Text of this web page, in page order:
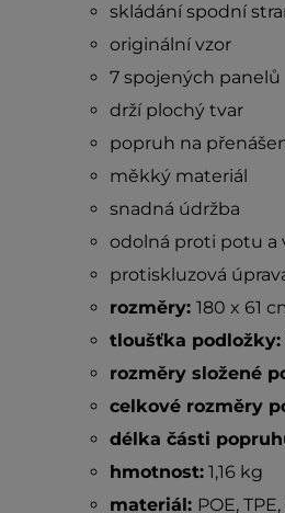
skládání spodní
originální vzor
7 spojených panelů
drží plochý tvar
popruh na
měkký materiál
snadná údržba
odolná proti potu a
protiskluzová
rozměry: 180 x 61
tloušťka podložky:
rozměry složené
celkové rozměry
délka části
hmotnost:1,16 kg
materiál: POE,